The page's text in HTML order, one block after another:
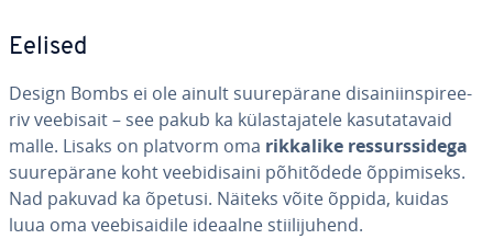
Eelised
Design Bombs ei ole ainult suu­re­pä­rane di­sai­ni­ins­pi­ree­
riv veebisait – see pakub ka kü­las­ta­ja­tele ka­su­ta­ta­vaid
malle. Lisaks on platvorm oma rikkalike res­surs­si­dega
suu­re­pä­rane koht vee­bi­di­saini põ­hi­tõ­dede õp­pi­miseks.
Nad pakuvad ka õpetusi. Näiteks võite õppida, kuidas
luua oma vee­bi­sai­dile ideaalne stii­li­ju­hend.